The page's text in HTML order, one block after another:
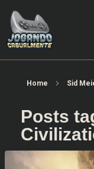
Home Sid
Posts